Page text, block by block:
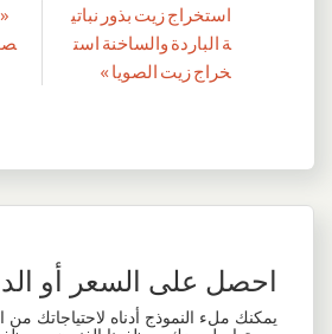
تصفّح
المقالات
استخراج زيت بذور نباتي
ة الباردة والساخنة است
خراج زيت الصويا »
احصل على السعر أو
يمكنك ملء النموذج أدناه لاحتياجاتك من